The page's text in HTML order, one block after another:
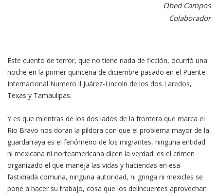
Obed Campos
Colaborador
Este cuento de terror, que no tiene nada de ficción, ocurrió una
noche en la primer quincena de diciembre pasado en el Puente
Internacional Numero ll Juárez-Lincoln de los dos Laredos,
Texas y Tamaulipas.
Y es que mientras de los dos lados de la frontera que marca el
Río Bravo nos doran la píldora con que el problema mayor de la
guardarraya es el fenómeno de los migrantes, ninguna entidad
ni mexicana ni norteamericana dicen la verdad: es el crimen
organizado el que maneja las vidas y haciendas en esa
fastidiada comuna, ninguna autoridad, ni gringa ni mexicles se
pone a hacer su trabajo, cosa que los delincuentes aprovechan